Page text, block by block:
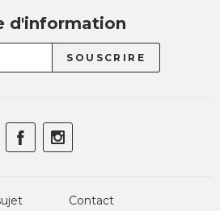
d'information
Contact